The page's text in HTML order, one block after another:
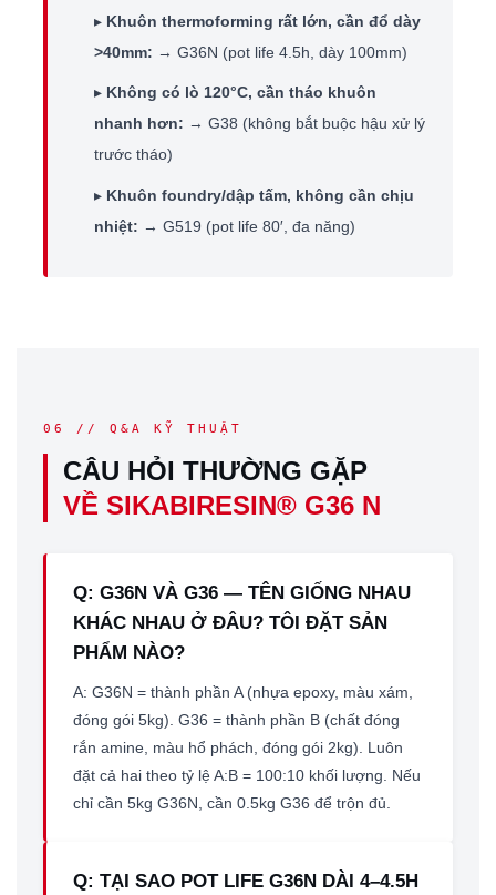
▸ Khuôn thermoforming rất lớn, cần đổ dày
>40mm: → G36N (pot life 4.5h, dày 100mm)
▸ Không có lò 120°C, cần tháo khuôn
nhanh hơn: → G38 (không bắt buộc hậu xử lý
trước tháo)
▸ Khuôn foundry/dập tấm, không cần chịu
nhiệt: → G519 (pot life 80′, đa năng)
06 // Q&A KỸ THUẬT
CÂU HỎI THƯỜNG GẶP
VỀ SIKABIRESIN® G36 N
Q: G36N VÀ G36 — TÊN GIỐNG NHAU
KHÁC NHAU Ở ĐÂU? TÔI ĐẶT SẢN
PHẨM NÀO?
A: G36N = thành phần A (nhựa epoxy, màu xám,
đóng gói 5kg). G36 = thành phần B (chất đóng
rắn amine, màu hổ phách, đóng gói 2kg). Luôn
đặt cả hai theo tỷ lệ A:B = 100:10 khối lượng. Nếu
chỉ cần 5kg G36N, cần 0.5kg G36 để trộn đủ.
Q: TẠI SAO POT LIFE G36N DÀI 4–4.5H